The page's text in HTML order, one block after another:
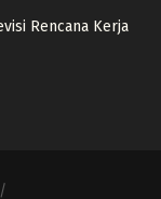
Rencana Kerja